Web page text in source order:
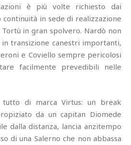
è più volte richiesto dai
in sede di realizzazione
Tortù in gran spolvero. Nardò non
transizione canestri importanti,
e Coviello sempre pericolosi
facilmente prevedibili nelle
di marca Virtus: un break
da un capitan Diomede
dalla distanza, lancia anzitempo
di una Salerno che non abbassa